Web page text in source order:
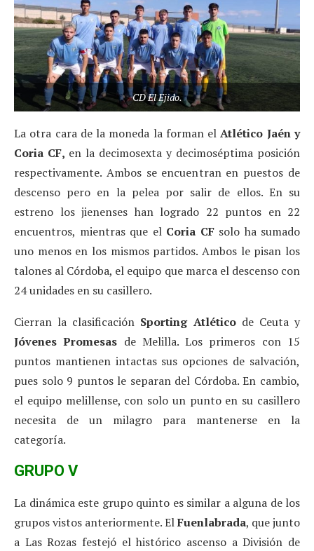
CD El Ejido.
La otra cara de la moneda la forman elAtlético Jaén y
Coria CF, en la decimosexta y decimoséptima posición
respectivamente. Ambos se encuentran en puestos de
descenso pero en la pelea por salir de ellos. En su
estreno los jienenses han logrado 22 puntos en 22
encuentros, mientras que el Coria CFsolo ha sumado
uno menos en los mismos partidos. Ambos le pisan los
talones al Córdoba, el equipo que marca el descenso con
24 unidades en su casillero.
Cierran la clasificación Sporting Atléticode Ceuta y
Jóvenes Promesas de Melilla. Los primeros con 15
puntos mantienen intactas sus opciones de salvación,
pues solo 9 puntos le separan del Córdoba. En cambio,
el equipo melillense, con solo un punto en su casillero
necesita de un milagro para mantenerse en la
categoría.
GRUPO V
La dinámica este grupo quinto es similar a alguna de los
grupos vistos anteriormente. ElFuenlabrada, que junto
a Las Rozas festejó el histórico ascenso a División de